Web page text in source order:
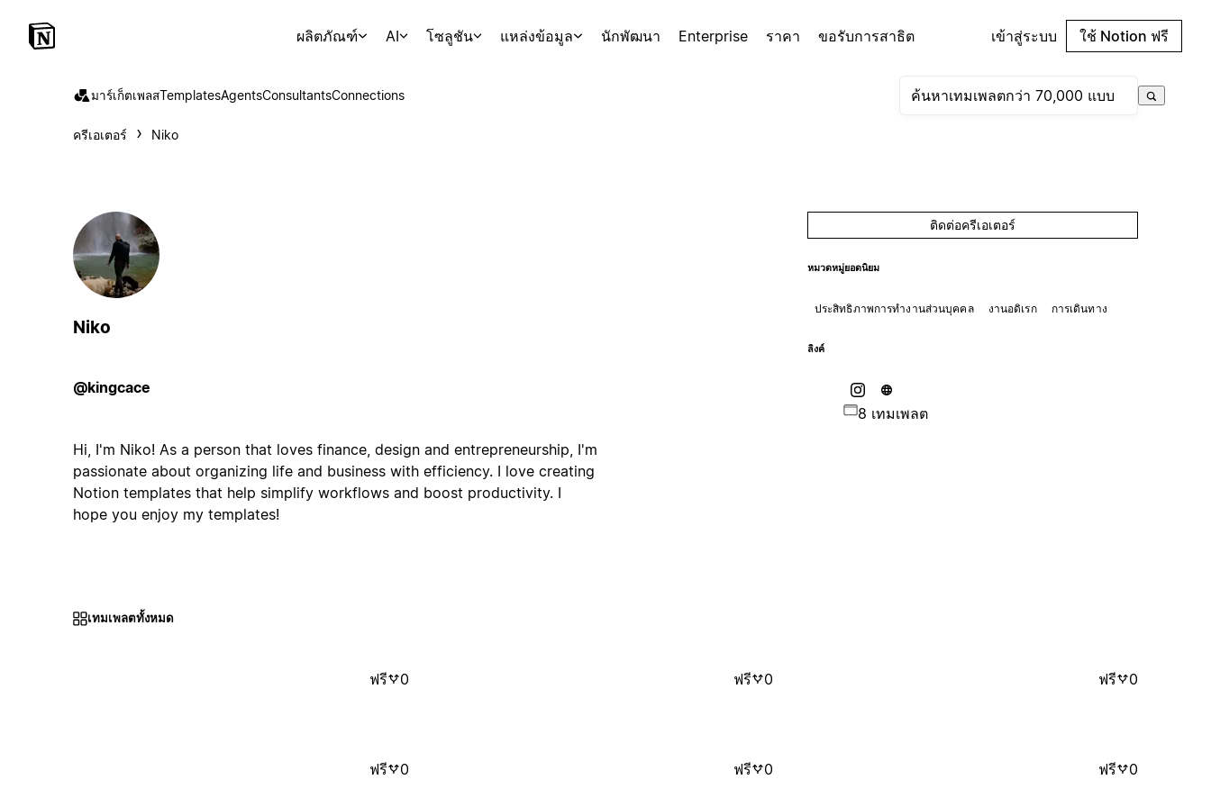
ผลิตภัณฑ์ AI โซลูชัน แหล่งข้อมูล นักพัฒนา Enterprise ราคา ขอรับการสาธิต เข้าสู่ระบบ ใช้ Notion ฟรี
มาร์เก็ตเพลสTemplatesAgentsConsultantsConnections
ครีเอเตอร์ Niko
Niko
@kingcace
Hi, I'm Niko! As a person that loves finance, design and entrepreneurship, I'm
passionate about organizing life and business with efficiency. I love creating
Notion templates that help simplify workflows and boost productivity. I
hope you enjoy my templates!
ติดต่อครีเอเตอร์
หมวดหมู่ยอดนิยม
ประสิทธิภาพการทำงานส่วนบุคคล งานอดิเรก การเดินทาง
ลิงค์
8 เทมเพลต
เทมเพลตทั้งหมด
ฟรี 0 ฟรี 0 ฟรี 0
ฟรี 0 ฟรี 0 ฟรี 0